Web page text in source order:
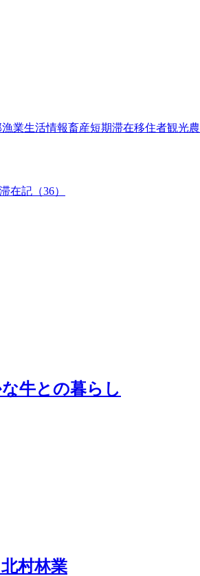
漁業生活情報畜産短期滞在移住者観光
滞在記（36）
牛との暮らし
村林業